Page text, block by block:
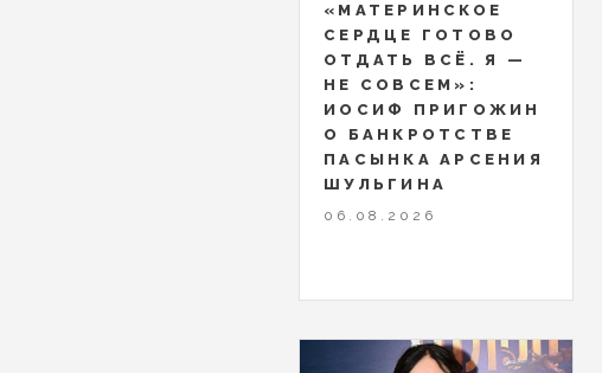
«МАТЕРИНСКОЕ
СЕРДЦЕ ГОТОВО
ОТДАТЬ ВСЁ. Я —
НЕ СОВСЕМ»:
ИОСИФ ПРИГОЖИН
О БАНКРОТСТВЕ
ПАСЫНКА АРСЕНИЯ
ШУЛЬГИНА
06.08.2026